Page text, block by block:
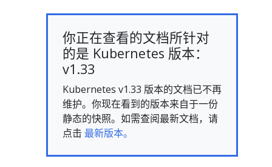
你正在查看的文档所针对
的是 Kubernetes 版本：
v1.33
Kubernetes v1.33 版本的文档已不再
维护。你现在看到的版本来自于一份
静态的快照。如需查阅最新文档，请
点击 最新版本。